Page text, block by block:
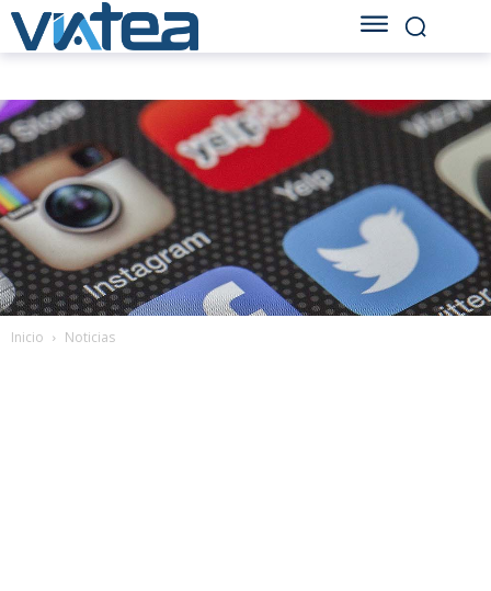
Inicio Noticias